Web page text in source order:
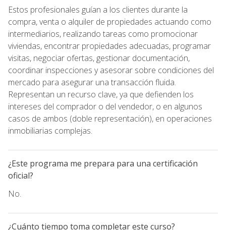
Estos profesionales guían a los clientes durante la
compra, venta o alquiler de propiedades actuando como
intermediarios, realizando tareas como promocionar
viviendas, encontrar propiedades adecuadas, programar
visitas, negociar ofertas, gestionar documentación,
coordinar inspecciones y asesorar sobre condiciones del
mercado para asegurar una transacción fluida.
Representan un recurso clave, ya que defienden los
intereses del comprador o del vendedor, o en algunos
casos de ambos (doble representación), en operaciones
inmobiliarias complejas.
¿Este programa me prepara para una certificación
oficial?
No.
¿Cuánto tiempo toma completar este curso?